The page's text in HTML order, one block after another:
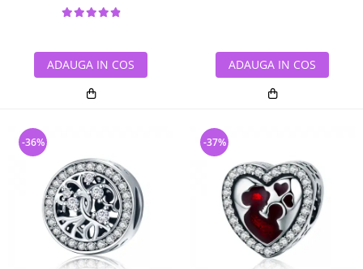
ADAUGA IN COS ADAUGA IN COS
-36% -37%